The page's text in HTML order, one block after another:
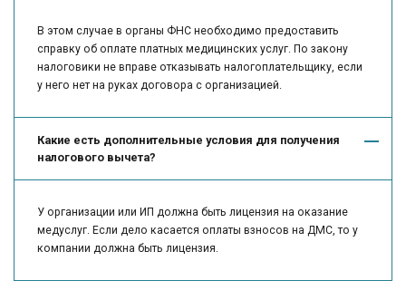
В этом случае в органы ФНС необходимо предоставить
справку об оплате платных медицинских услуг. По закону
налоговики не вправе отказывать налогоплательщику, если
у него нет на руках договора с организацией.
Какие есть дополнительные условия для получения
налогового вычета?
У организации или ИП должна быть лицензия на оказание
медуслуг. Если дело касается оплаты взносов на ДМС, то у
компании должна быть лицензия.